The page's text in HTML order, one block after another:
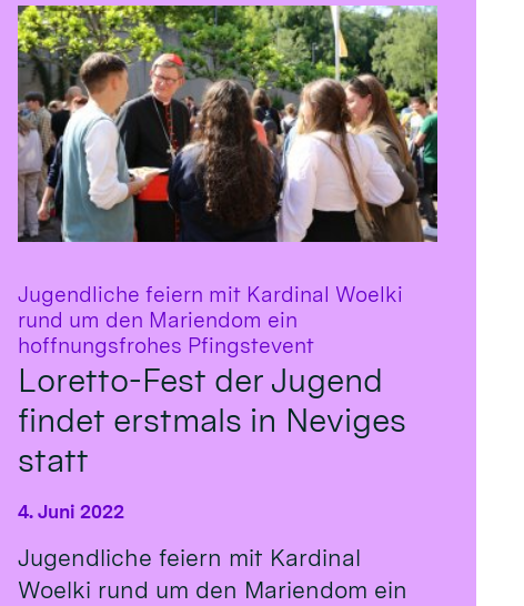
Jugendliche feiern mit Kardinal Woelki
rund um den Mariendom ein
hoffnungsfrohes Pfingstevent:
Loretto-Fest der Jugend
findet erstmals in Neviges
statt
4. Juni 2022
Jugendliche feiern mit Kardinal
Woelki rund um den Mariendom ein